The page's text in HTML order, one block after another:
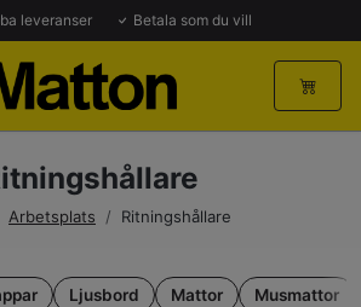
leveranser Betala som du vill
Arbetsplats / Ritningshållare
Ljusbord Mattor Musmattor